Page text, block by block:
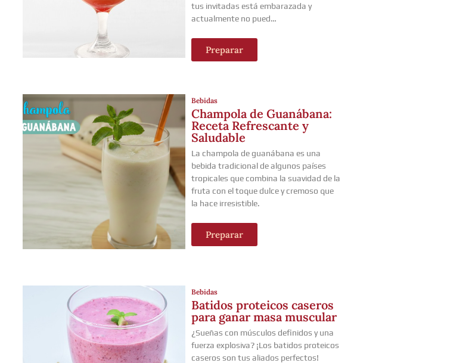
tus invitadas está embarazada y
actualmente no pued…
Preparar
Bebidas
Champola de Guanábana:
Receta Refrescante y
Saludable
La champola de guanábana es una
bebida tradicional de algunos países
tropicales que combina la suavidad de la
fruta con el toque dulce y cremoso que
la hace irresistible.
Preparar
Bebidas
Batidos proteicos caseros
para ganar masa muscular
¿Sueñas con músculos definidos y una
fuerza explosiva? ¡Los batidos proteicos
caseros son tus aliados perfectos!